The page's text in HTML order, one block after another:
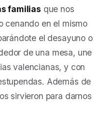
familias que nos
cenando en el mismo
el desayuno o
de una mesa, une
valencianas, y con
Además de
sirvieron para darnos